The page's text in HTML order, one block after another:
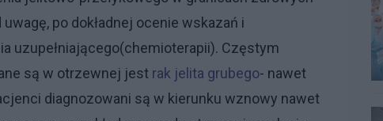
po dokładnej ocenie wskazań i
uzupełniającego(chemioterapii). Częstym
są w otrzewnej jest rak jelita grubego- nawet
diagnozowani są w kierunku wznowy nawet